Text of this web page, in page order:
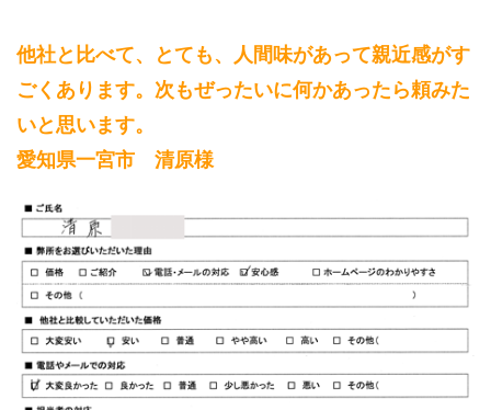
他社と比べて、とても、人間味があって親近感がす
ごくあります。次もぜったいに何かあったら頼みた
いと思います。
愛知県一宮市 清原様